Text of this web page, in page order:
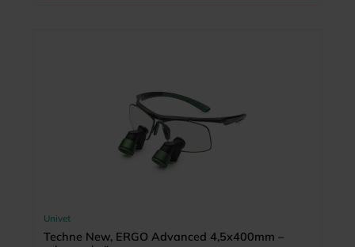
Univet
Techne New, ERGO Advanced 4,5x400mm –